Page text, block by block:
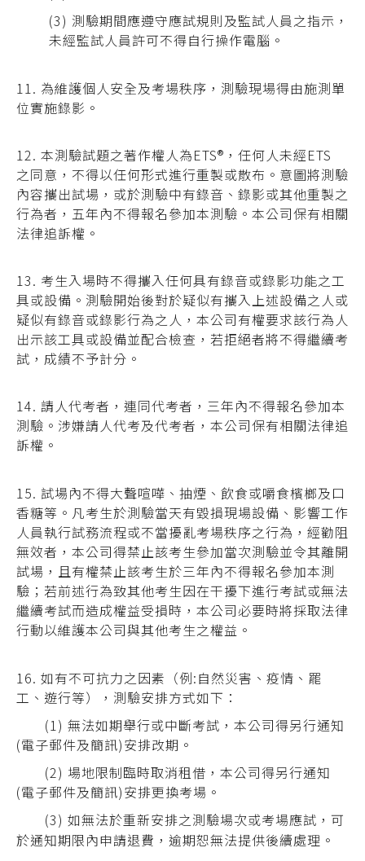
(3) 測驗期間應遵守應試規則及監試人員之指示，
未經監試人員許可不得自行操作電腦。
11. 為維護個人安全及考場秩序，測驗現場得由施測單
位實施錄影。
12. 本測驗試題之著作權人為ETS® ，任何人未經ETS
之同意，不得以任何形式進行重製或散布。意圖將測驗
內容攜出試場，或於測驗中有錄音、錄影或其他重製之
行為者，五年內不得報名參加本測驗。本公司保有相關
法律追訴權。
13. 考生入場時不得攜入任何具有錄音或錄影功能之工
具或設備。測驗開始後對於疑似有攜入上述設備之人或
疑似有錄音或錄影行為之人，本公司有權要求該行為人
出示該工具或設備並配合檢查，若拒絕者將不得繼續考
試，成績不予計分。
14. 請人代考者，連同代考者，三年內不得報名參加本
測驗。涉嫌請人代考及代考者，本公司保有相關法律追
訴權。
15. 試場內不得大聲喧嘩、抽煙、飲食或嚼食檳榔及口
香糖等。凡考生於測驗當天有毀損現場設備、影響工作
人員執行試務流程或不當擾亂考場秩序之行為，經勸阻
無效者，本公司得禁止該考生參加當次測驗並令其離開
試場，且有權禁止該考生於三年內不得報名參加本測
驗；若前述行為致其他考生因在干擾下進行考試或無法
繼續考試而造成權益受損時， 本公司必要時將採取法律
行動以維護本公司與其他考生之權益。
16. 如有不可抗力之因素（例:自然災害、疫情、罷
工、遊行等），測驗安排方式如下：
(1) 無法如期舉行或中斷考試，本公司得另行通知
(電子郵件及簡訊)安排改期。
(2) 場地限制臨時取消租借，本公司得另行通知
(電子郵件及簡訊)安排更換考場。
(3) 如無法於重新安排之測驗場次或考場應試，可
於通知期限內申請退費，逾期恕無法提供後續處理。